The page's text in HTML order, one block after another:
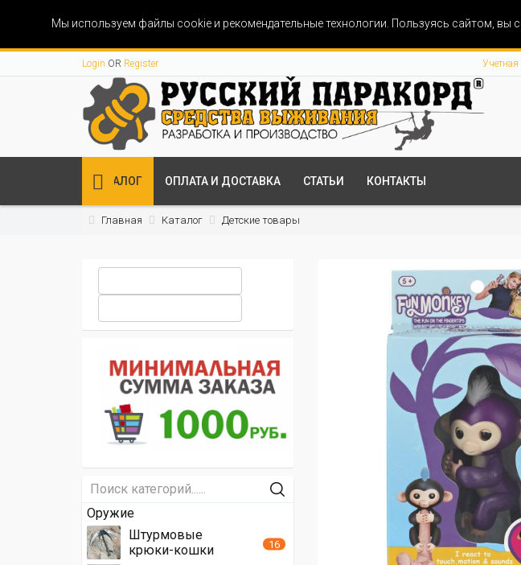
Мы используем файлы cookie и рекомендательные технологии. Пользуясь сайтом, вы
Login OR Register Учетная
КАТАЛОГ ОПЛАТА И ДОСТАВКА СТАТЬИ КОНТАКТЫ
Главная Каталог Детские товары
Оружие
Штурмовые
крюки-кошки
16